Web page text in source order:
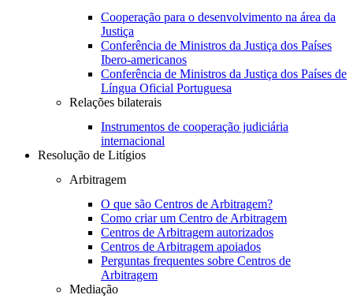
Cooperação para o desenvolvimento na área da
Justiça
Conferência de Ministros da Justiça dos Países
Ibero-americanos
Conferência de Ministros da Justiça dos Países de
Língua Oficial Portuguesa
Relações bilaterais
Instrumentos de cooperação judiciária
internacional
Resolução de Litígios
Arbitragem
O que são Centros de Arbitragem?
Como criar um Centro de Arbitragem
Centros de Arbitragem autorizados
Centros de Arbitragem apoiados
Perguntas frequentes sobre Centros de
Arbitragem
Mediação